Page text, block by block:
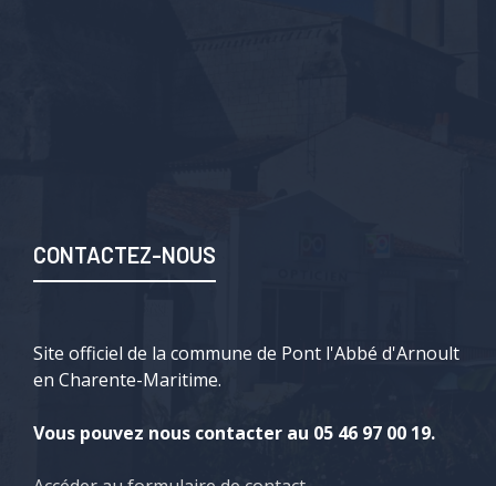
CONTACTEZ-NOUS
Site officiel de la commune de Pont l'Abbé d'Arnoult
en Charente-Maritime.
Vous pouvez nous contacter au 05 46 97 00 19.